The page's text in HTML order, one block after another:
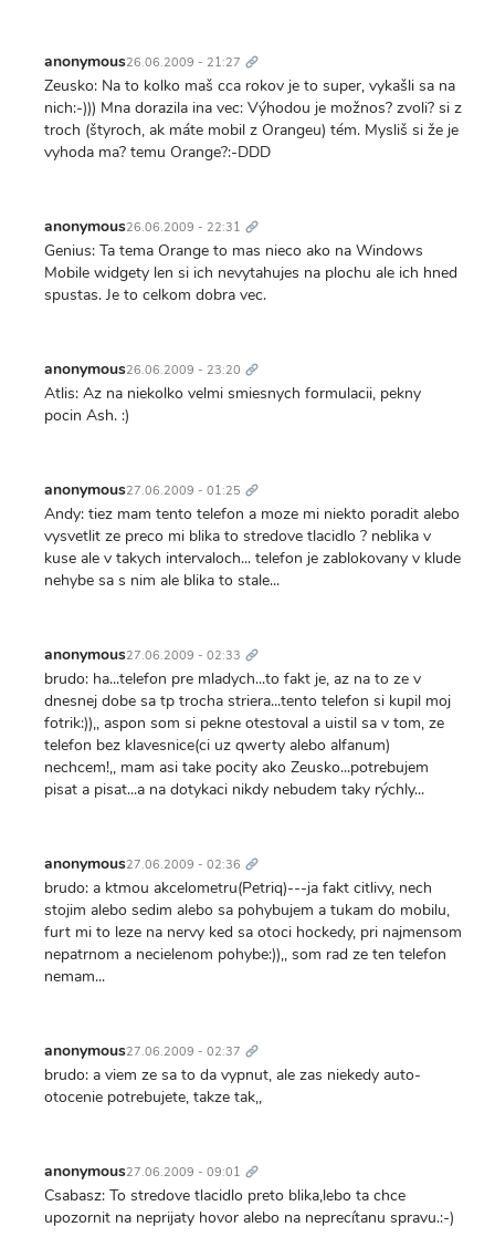
anonymous26.06.2009 - 21:27 odkaz
Zeusko: Na to kolko maš cca rokov je to super, vykašli sa na
nich:-))) Mna dorazila ina vec: Výhodou je možnos? zvoli? si z
troch (štyroch, ak máte mobil z Orangeu) tém. Mysliš si že je
vyhoda ma? temu Orange?:-DDD
anonymous26.06.2009 - 22:31 odkaz
Genius: Ta tema Orange to mas nieco ako na Windows
Mobile widgety len si ich nevytahujes na plochu ale ich hned
spustas. Je to celkom dobra vec.
anonymous26.06.2009 - 23:20 odkaz
Atlis: Az na niekolko velmi smiesnych formulacii, pekny
pocin Ash. :)
anonymous27.06.2009 - 01:25 odkaz
Andy: tiez mam tento telefon a moze mi niekto poradit alebo
vysvetlit ze preco mi blika to stredove tlacidlo ? neblika v
kuse ale v takych intervaloch... telefon je zablokovany v klude
nehybe sa s nim ale blika to stale...
anonymous27.06.2009 - 02:33 odkaz
brudo: ha...telefon pre mladych...to fakt je, az na to ze v
dnesnej dobe sa tp trocha striera...tento telefon si kupil moj
fotrik:)),, aspon som si pekne otestoval a uistil sa v tom, ze
telefon bez klavesnice(ci uz qwerty alebo alfanum)
nechcem!,, mam asi take pocity ako Zeusko...potrebujem
pisat a pisat...a na dotykaci nikdy nebudem taky rýchly...
anonymous27.06.2009 - 02:36 odkaz
brudo: a ktmou akcelometru(Petriq)---ja fakt citlivy, nech
stojim alebo sedim alebo sa pohybujem a tukam do mobilu,
furt mi to leze na nervy ked sa otoci hockedy, pri najmensom
nepatrnom a necielenom pohybe:)),, som rad ze ten telefon
nemam...
anonymous27.06.2009 - 02:37 odkaz
brudo: a viem ze sa to da vypnut, ale zas niekedy auto-
otocenie potrebujete, takze tak,,
anonymous27.06.2009 - 09:01 odkaz
Csabasz: To stredove tlacidlo preto blika,lebo ta chce
upozornit na neprijaty hovor alebo na neprecítanu spravu.:-)